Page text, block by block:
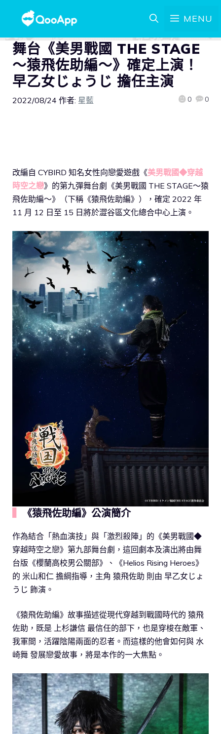
MENU
舞台《美男戰國 THE STAGE
～猿飛佐助編～》確定上演！
早乙女じょうじ 擔任主演
2022/08/24 作者: 星藍 0 0
改編自 CYBIRD 知名女性向戀愛遊戲《美男戰國◆穿越
時空之戀》的第九彈舞台劇《美男戰國 THE STAGE～猿
飛佐助編～》（下稱《猿飛佐助編》），確定 2022 年
11 月 12 日至 15 日將於澀谷區文化總合中心上演。
《猿飛佐助編》公演簡介
作為結合「熱血演技」與「激烈殺陣」的《美男戰國◆
穿越時空之戀》第九部舞台劇，這回劇本及演出將由舞
台版《櫻蘭高校男公關部》、《Helios Rising Heroes》
的 米山和仁 擔綱指導，主角 猿飛佐助 則由 早乙女じょ
うじ 飾演。
《猿飛佐助編》故事描述從現代穿越到戰國時代的 猿飛
佐助，既是 上杉謙信 最信任的部下，也是穿梭在敵軍、
我軍間，活躍陰陽兩面的忍者。而這樣的他會如何與 水
崎舞 發展戀愛故事，將是本作的一大焦點。